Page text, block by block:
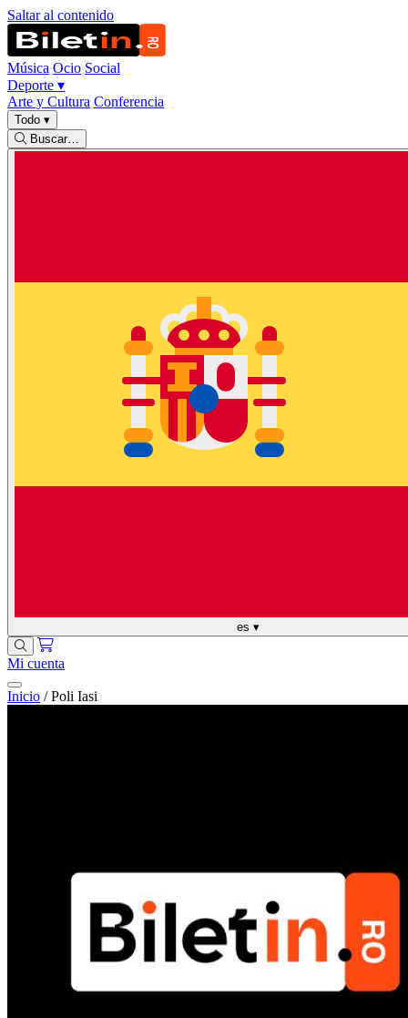
Saltar al contenido
Música Ocio Social
Deporte ▾
Arte y Cultura Conferencia
Todo ▾
Buscar…
es ▾
Mi cuenta
Inicio / Poli Iasi